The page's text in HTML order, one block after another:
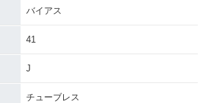
バイアス
41
J
チューブレス